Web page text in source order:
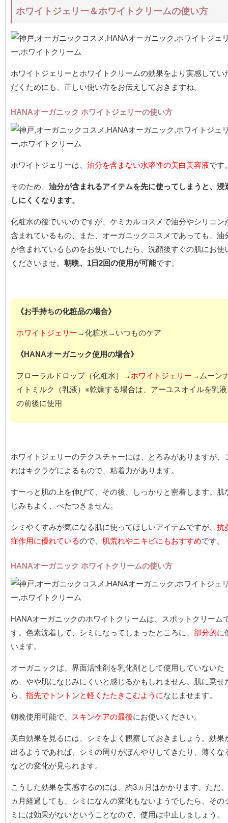
ホワイトジェリー＆ホワイトクリームの使い方
ホワイトジェリーとホワイトクリームの効果をより実感してい
だくためにも、正しい使い方をお伝えしておきますね。
HANAオーガニック ホワイトジェリーの使い方
ホワイトジェリーは、 油分を含まない水溶性の美白美容液です
そのため、 油分が含まれるアイテムを先に使ってしまうと、浸
しにくくなります。
化粧水の後でいいのですが、ケミカルコスメで油分やシリコン
含まれているもの、また、オーガニックコスメであっても、油
が含まれているものをお使いでしたら、洗顔後すぐの肌にお使
くださいませ。 朝晩、1日2回の使用が可能です。
《お手持ちの化粧品の場合》
ホワイトジェリー →化粧水→いつものケア
《HANAオーガニック使用の場合》
フローラルドロップ（化粧水）→ ホワイトジェリー →ムーン
イトミルク（乳液）※乾燥する場合は、アーユスオイルを乳液
の前後に使用
ホワイトジェリーのテクスチャーには、とろみがありますが、
れはキクラゲによるもので、粘着力があります。
すーっと肌の上を伸びて、その後、しっかりと密着します。肌
じみもよく、べたつきません。
シミやくすみが気になる肌に使ってほしいアイテムですが、 抗
症作用に優れているので、 肌荒れやニキビにもおすすめです。
HANAオーガニック ホワイトクリームの使い方
HANAオーガニックのホワイトクリームは、スポットクリーム
す。色素沈着して、シミになってしまったところに、 部分的に
います。
オーガニックは、界面活性剤を乳化剤として使用していないた
め、やや肌になじみにくいと感じるかもしれません。肌に乗せ
ら、 指先でトントンと軽くたたきこむようになじませます。
朝晩使用可能で、 スキンケアの最後にお使いください。
美白効果を見るには、シミをよく観察しておきましょう。効果
出るようであれば、シミの周りがぼんやりしてきたり、薄くな
などの変化が見られます。
こうした効果を実感するのには、約3ヵ月はかかります。ただ
ヵ月経過しても、シミになんの変化もないようでしたら、その
ミには効果がないということなので、使用は中止しましょう。